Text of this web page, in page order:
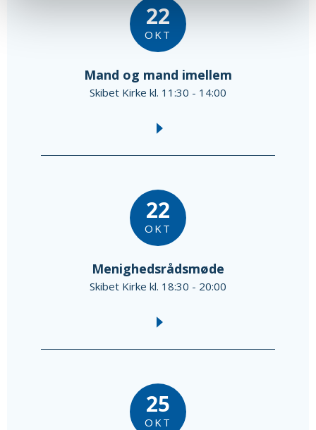
22
OKT
Mand og mand imellem
Skibet Kirke kl. 11:30 - 14:00
22
OKT
Menighedsrådsmøde
Skibet Kirke kl. 18:30 - 20:00
25
OKT